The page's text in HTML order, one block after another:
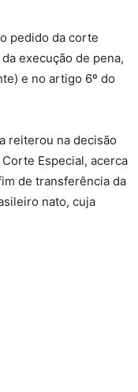
pedido da corte
execução de pena,
e no artigo 6º do
reiterou na decisão
Especial, acerca
de transferência da
nato, cuja